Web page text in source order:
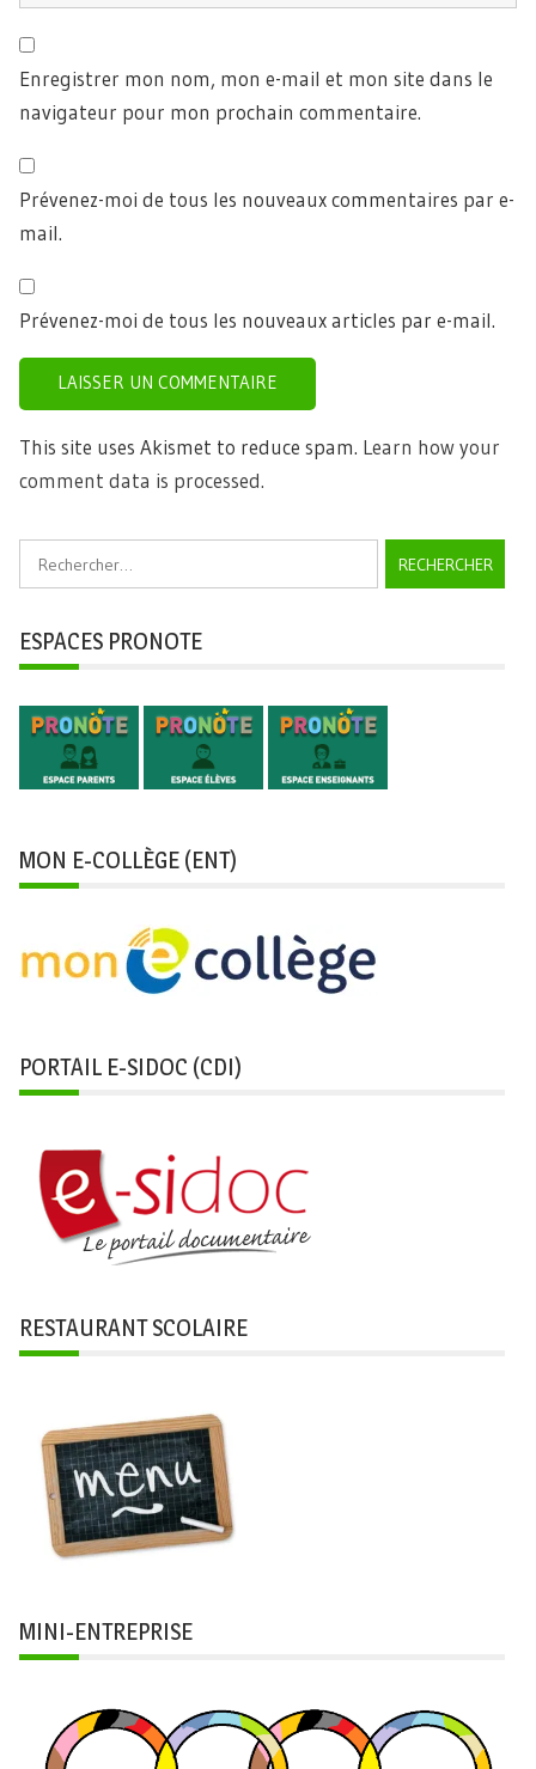
Enregistrer mon nom, mon e-mail et mon site dans le
navigateur pour mon prochain commentaire.
Prévenez-moi de tous les nouveaux commentaires par e-
mail.
Prévenez-moi de tous les nouveaux articles par e-mail.
This site uses Akismet to reduce spam. Learn how your
comment data is processed.
Rechercher :
ESPACES PRONOTE
MON E-COLLÈGE (ENT)
PORTAIL E-SIDOC (CDI)
RESTAURANT SCOLAIRE
MINI-ENTREPRISE